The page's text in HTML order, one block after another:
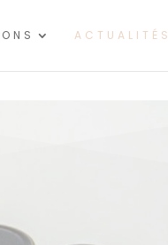
ACTUALITÉS